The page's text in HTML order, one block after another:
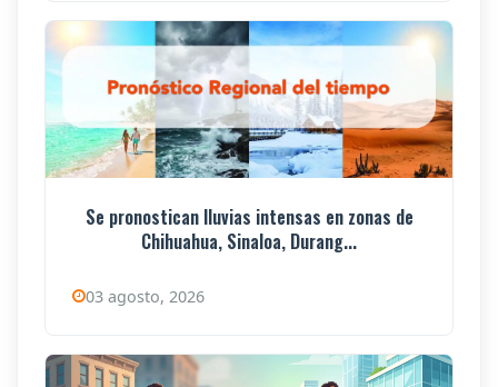
Se pronostican lluvias intensas en zonas de
Chihuahua, Sinaloa, Durang...
03 agosto, 2026